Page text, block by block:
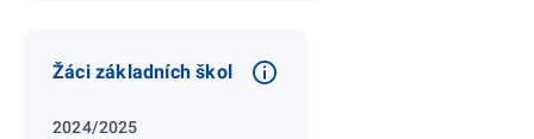
Žáci základních škol
2024/2025